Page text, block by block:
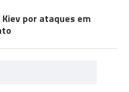
por ataques em